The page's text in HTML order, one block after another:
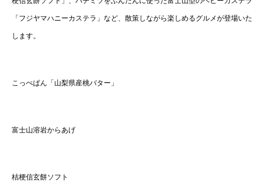
「フジヤマハニーカステラ」など、散策しながら楽しめるグルメが登場いた
します。
こっぺぱん「山梨県産桃バター」
富士山溶岩からあげ
桔梗信玄餅ソフト